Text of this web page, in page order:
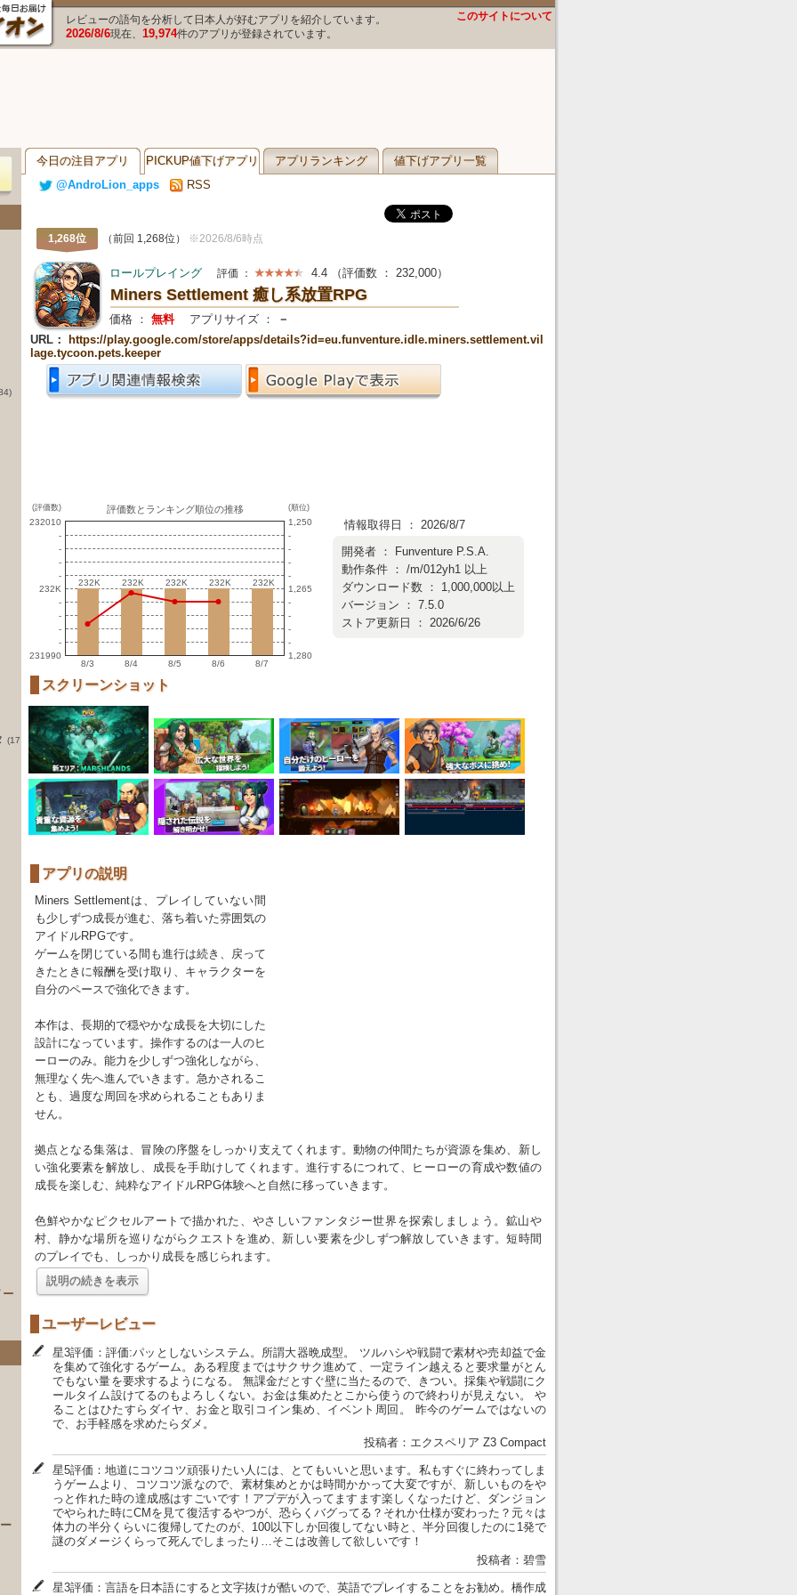
レビューの語句を分析して日本人が好むアプリを紹介しています。
2026/8/6現在、 19,974件のアプリが登録されています。
このサイトについて
今日の注目アプリ PICKUP値下げアプリ アプリランキング
値下げアプリ一覧
@AndroLion_apps
RSS
(17
1,268位 （前回 1,268位） ※2026/8/6時点
ロールプレイング 評価 ： 4.4 （評価数 ： 232,000）
Miners Settlement 癒し系放置RPG
価格 ： 無料 アプリサイズ ：
－
URL：
https://play.google.com/store/apps/details?id=eu.funventure.idle.miners.settlement.vil
lage.tycoon.pets.keeper
(評価数)
232010
-
-
-
-
232K
-
-
-
-
231990
評価数とランキング順位の推移
232K
232K 232K
232K 232K
232K 232K
232K 232K
232K
8/3 8/4 8/5 8/6 8/7
(順位)
1,250
-
-
-
-
1,265
-
-
-
-
1,280
情報取得日 ： 2026/8/7
開発者 ：
Funventure P.S.A.
動作条件 ： /m/012yh1 以上
ダウンロード数 ： 1,000,000以上
バージョン ： 7.5.0
ストア更新日 ： 2026/6/26
スクリーンショット
アプリの説明
Miners Settlementは、プレイしていない間
も少しずつ成長が進む、落ち着いた雰囲気の
アイドルRPGです。
ゲームを閉じている間も進行は続き、戻って
きたときに報酬を受け取り、キャラクターを
自分のペースで強化できます。
本作は、長期的で穏やかな成長を大切にした
設計になっています。操作するのは一人のヒ
ーローのみ。能力を少しずつ強化しながら、
無理なく先へ進んでいきます。急かされるこ
とも、過度な周回を求められることもありま
せん。
拠点となる集落は、冒険の序盤をしっかり支えてくれます。動物の仲間たちが資源を集め、新し
い強化要素を解放し、成長を手助けしてくれます。進行するにつれて、ヒーローの育成や数値の
成長を楽しむ、純粋なアイドルRPG体験へと自然に移っていきます。
色鮮やかなピクセルアートで描かれた、やさしいファンタジー世界を探索しましょう。鉱山や
村、静かな場所を巡りながらクエストを進め、新しい要素を少しずつ解放していきます。短時間
のプレイでも、しっかり成長を感じられます。
説明の続きを表示
ユーザーレビュー
星3評価：評価:パッとしないシステム。所謂大器晩成型。 ツルハシや戦闘で素材や売却益で金
を集めて強化するゲーム。ある程度まではサクサク進めて、一定ライン越えると要求量がとん
でもない量を要求するようになる。 無課金だとすぐ壁に当たるので、きつい。採集や戦闘にク
ールタイム設けてるのもよろしくない。お金は集めたとこから使うので終わりが見えない。 や
ることはひたすらダイヤ、お金と取引コイン集め、イベント周回。 昨今のゲームではないの
で、お手軽感を求めたらダメ。
投稿者：エクスペリア Z3 Compact
星5評価：地道にコツコツ頑張りたい人には、とてもいいと思います。私もすぐに終わってしま
うゲームより、コツコツ派なので、素材集めとかは時間かかって大変ですが、新しいものをや
っと作れた時の達成感はすごいです！アプデが入ってますます楽しくなったけど、ダンジョン
でやられた時にCMを見て復活するやつが、恐らくバグってる？それか仕様が変わった？元々は
体力の半分くらいに復帰してたのが、100以下しか回復してない時と、半分回復したのに1発で
謎のダメージくらって死んでしまったり…そこは改善して欲しいです！
投稿者：碧雪
星3評価：言語を日本語にすると文字抜けが酷いので、英語でプレイすることをお勧め。橋作成